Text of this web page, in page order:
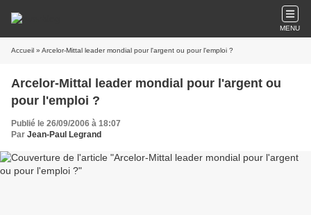
MENU
Accueil » Arcelor-Mittal leader mondial pour l'argent ou pour l'emploi ?
Arcelor-Mittal leader mondial pour l'argent ou
pour l'emploi ?
Publié le 26/09/2006 à 18:07
Par Jean-Paul Legrand